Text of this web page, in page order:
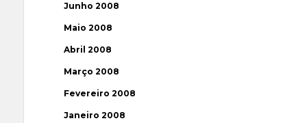
Junho 2008
Maio 2008
Abril 2008
Março 2008
Fevereiro 2008
Janeiro 2008